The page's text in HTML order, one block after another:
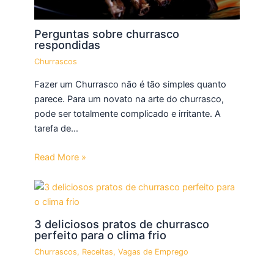
Perguntas sobre churrasco
respondidas
Churrascos
Fazer um Churrasco não é tão simples quanto
parece. Para um novato na arte do churrasco,
pode ser totalmente complicado e irritante. A
tarefa de…
Read More »
3 deliciosos pratos de churrasco
perfeito para o clima frio
Churrascos, Receitas,Vagas de Emprego